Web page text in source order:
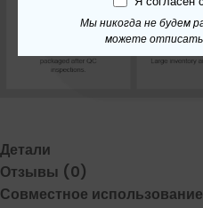
Детали
Отзывы (0)
Совместное
Мы никогда не будем
можете